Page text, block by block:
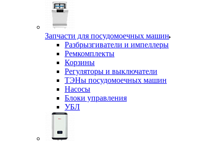
Запчасти для посудомоечных машин
Разбрызгиватели и импеллеры
Ремкомплекты
Корзины
Регуляторы и выключатели
ТЭНы посудомоечных машин
Насосы
Блоки управления
УБЛ